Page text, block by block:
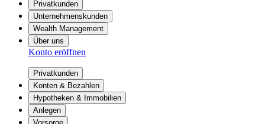
Privatkunden
Unternehmenskunden
Wealth Management
Über uns
Konto eröffnen
Privatkunden
Konten & Bezahlen
Hypotheken & Immobilien
Anlegen